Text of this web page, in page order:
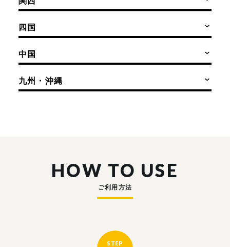
四国
中国
九州・沖縄
HOW TO USE
ご利用方法
STEP